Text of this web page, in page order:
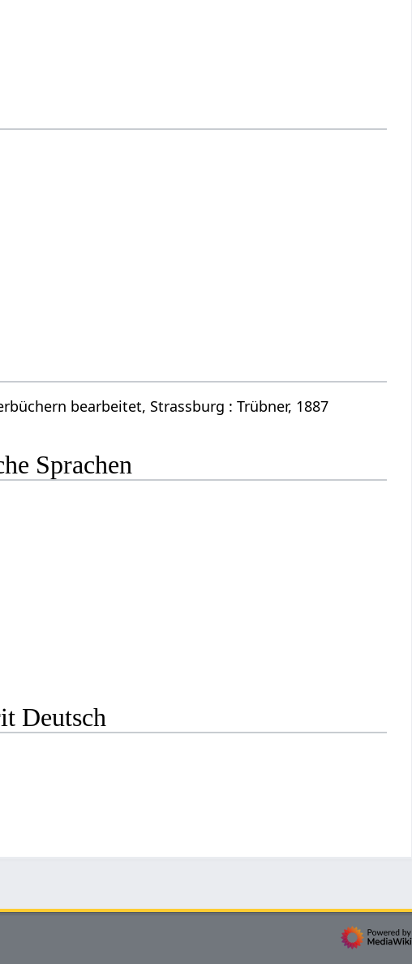
bearbeitet, Strassburg : Trübner, 1887
Sprachen
Deutsch